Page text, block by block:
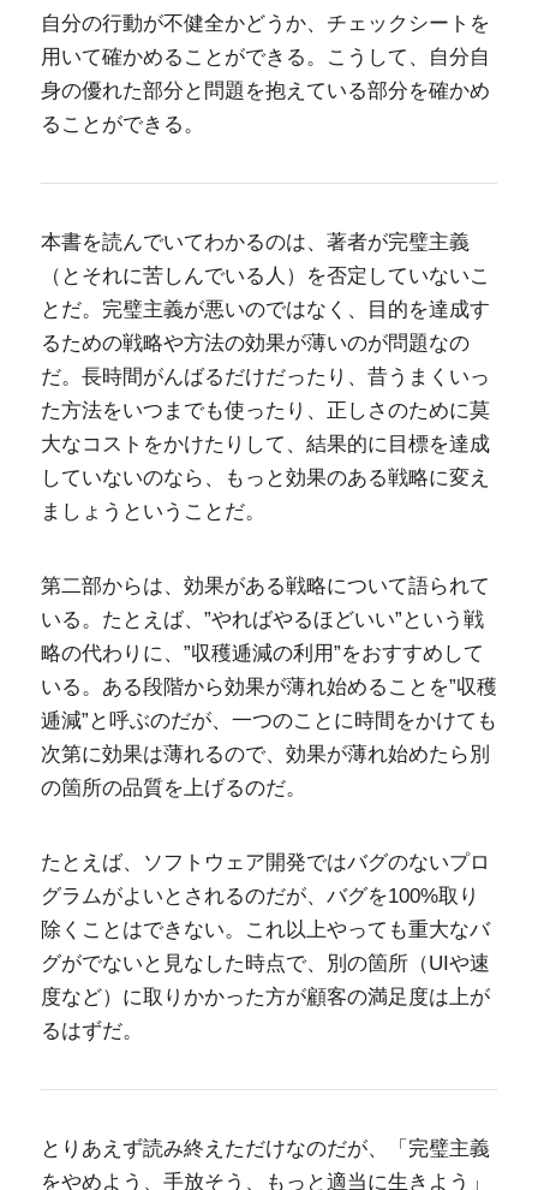
自分の行動が不健全かどうか、チェックシートを
用いて確かめることができる。こうして、自分自
身の優れた部分と問題を抱えている部分を確かめ
ることができる。
本書を読んでいてわかるのは、著者が完璧主義
（とそれに苦しんでいる人）を否定していないこ
とだ。完璧主義が悪いのではなく、目的を達成す
るための戦略や方法の効果が薄いのが問題なの
だ。長時間がんばるだけだったり、昔うまくいっ
た方法をいつまでも使ったり、正しさのために莫
大なコストをかけたりして、結果的に目標を達成
していないのなら、もっと効果のある戦略に変え
ましょうということだ。
第二部からは、効果がある戦略について語られて
いる。たとえば、”やればやるほどいい”という戦
略の代わりに、”収穫逓減の利用”をおすすめして
いる。ある段階から効果が薄れ始めることを”収穫
逓減”と呼ぶのだが、一つのことに時間をかけても
次第に効果は薄れるので、効果が薄れ始めたら別
の箇所の品質を上げるのだ。
たとえば、ソフトウェア開発ではバグのないプロ
グラムがよいとされるのだが、バグを100%取り
除くことはできない。これ以上やっても重大なバ
グがでないと見なした時点で、別の箇所（UIや速
度など）に取りかかった方が顧客の満足度は上が
るはずだ。
とりあえず読み終えただけなのだが、「完璧主義
をやめよう、手放そう、もっと適当に生きよう」